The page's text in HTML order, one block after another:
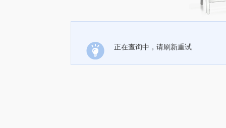
正在查询中，请刷新重试